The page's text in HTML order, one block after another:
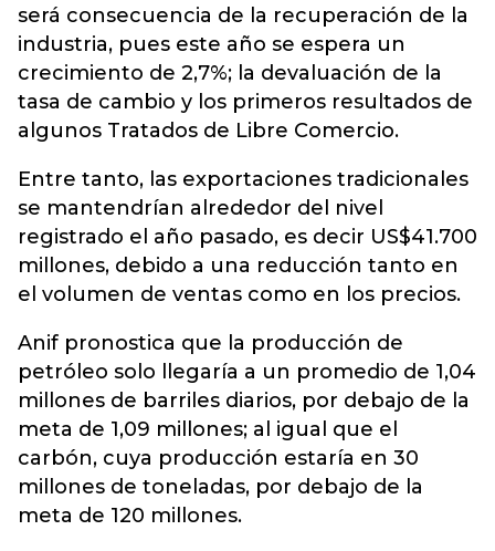
será consecuencia de la recuperación de la
industria, pues este año se espera un
crecimiento de 2,7%; la devaluación de la
tasa de cambio y los primeros resultados de
algunos Tratados de Libre Comercio.
Entre tanto, las exportaciones tradicionales
se mantendrían alrededor del nivel
registrado el año pasado, es decir US$41.700
millones, debido a una reducción tanto en
el volumen de ventas como en los precios.
Anif pronostica que la producción de
petróleo solo llegaría a un promedio de 1,04
millones de barriles diarios, por debajo de la
meta de 1,09 millones; al igual que el
carbón, cuya producción estaría en 30
millones de toneladas, por debajo de la
meta de 120 millones.